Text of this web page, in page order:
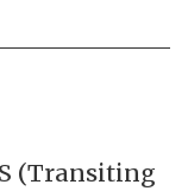
(Transiting